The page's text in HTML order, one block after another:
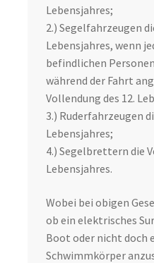
Lebensjahres;
2.) Segelfahrzeugen
Lebensjahres, wenn
befindlichen
während der Fahrt
Vollendung des 12.
3.) Ruderfahrzeugen
Lebensjahres;
4.) Segelbrettern die
Lebensjahres.
Wobei bei obigen
ob ein elektrisches
Boot oder nicht doch
Schwimmkörper